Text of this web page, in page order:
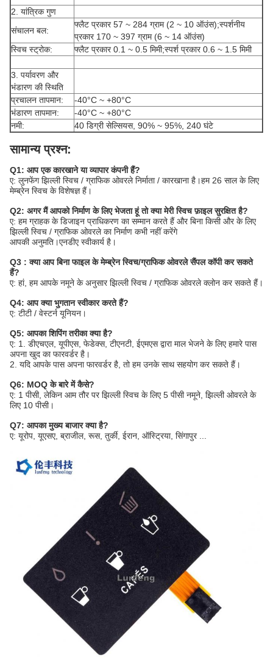
2. यांत्रिक गुण
संचालन बल:
फ्लैट प्रकार 57 ~ 284 ग्राम (2 ~ 10 ऑउंस);स्पर्शनीय
प्रकार 170 ~ 397 ग्राम (6 ~ 14 ऑउंस)
स्विच स्ट्रोक:
फ्लैट प्रकार 0.1 ~ 0.5 मिमी;स्पर्श प्रकार 0.6 ~ 1.5 मिमी
3. पर्यावरण और
भंडारण की स्थिति
प्रचालन तापमान:
-40°C ~ +80°C
भंडारण तापमान:
-40°C ~ +80°C
नमी:
40 डिग्री सेल्सियस, 90% ~ 95%, 240 घंटे
सामान्य प्रश्न:
Q1: आप एक कारखाने या व्यापार कंपनी हैं?
ए: लुनफेंग झिल्ली स्विच / ग्राफिक ओवरले निर्माता / कारखाना है।हम 26 साल के लिए
मेम्ब्रेन स्विच के विशेषज्ञ हैं।
Q2: अगर मैं आपको निर्माण के लिए भेजता हूं तो क्या मेरी स्विच फ़ाइल सुरक्षित है?
ए: हम ग्राहक के डिजाइन प्राधिकरण का सम्मान करते हैं और बिना किसी और के लिए
झिल्ली स्विच / ग्राफिक ओवरले का निर्माण कभी नहीं करेंगे
आपकी अनुमति।एनडीए स्वीकार्य है।
Q3 : क्या आप बिना फाइल के मेम्ब्रेन स्विच/ग्राफिक ओवरले सैंपल कॉपी कर सकते
हैं?
ए: हां, हम आपके नमूने के अनुसार झिल्ली स्विच / ग्राफिक ओवरले क्लोन कर सकते हैं।
Q4: आप क्या भुगतान स्वीकार करते हैं?
ए: टीटी / वेस्टर्न यूनियन।
Q5: आपका शिपिंग तरीका क्या है?
ए: 1. डीएचएल, यूपीएस, फेडेक्स, टीएनटी, ईएमएस द्वारा माल भेजने के लिए हमारे पास
अपना खुद का फारवर्डर है।
2. यदि आपके पास अपना फारवर्डर है, तो हम उनके साथ सहयोग कर सकते हैं।
Q6: MOQ के बारे में कैसे?
ए: 1 पीसी, लेकिन आम तौर पर झिल्ली स्विच के लिए 5 पीसी नमूने, झिल्ली ओवरले के
लिए 10 पीसी।
Q7: आपका मुख्य बाजार क्या है?
ए: यूरोप, यूएसए, ब्राजील, रूस, तुर्की, ईरान, ऑस्ट्रिया, सिंगापुर ...